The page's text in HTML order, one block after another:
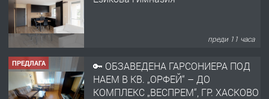
преди 11 часа
ПРЕДЛАГА
🔑 ОБЗАВЕДЕНА ГАРСОНИЕРА ПОД
НАЕМ В КВ. „ОРФЕЙ“ – ДО
КОМПЛЕКС „ВЕСПРЕМ“, ГР. ХАСКОВО